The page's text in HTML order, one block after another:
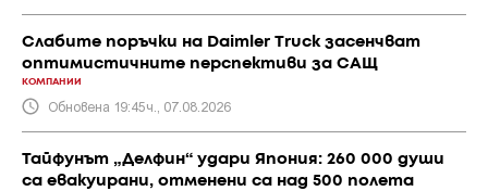
Слабите поръчки на Daimler Truck засенчват
оптимистичните перспективи за САЩ
КОМПАНИИ
Обновена 19:45ч., 07.08.2026
Тайфунът „Делфин“ удари Япония: 260 000 души
са евакуирани, отменени са над 500 полета